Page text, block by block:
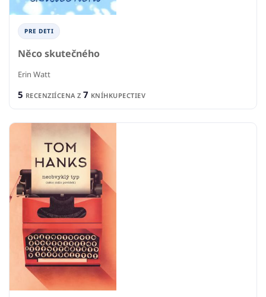
PRE DETI
Něco skutečného
Erin Watt
5 RECENZIÍCENA Z 7 KNÍHKUPECTIEV